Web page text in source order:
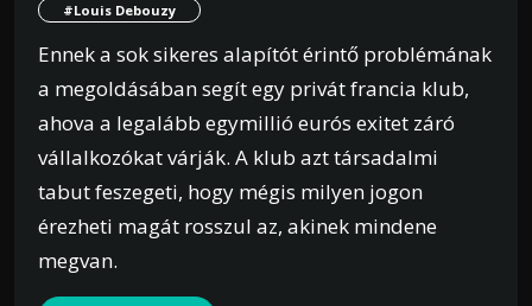
#Louis Debouzy
Ennek a sok sikeres alapítót érintő problémának
a megoldásában segít egy privát francia klub,
ahova a legalább egymillió eurós exitet záró
vállalkozókat várják. A klub azt társadalmi
tabut feszegeti, hogy mégis milyen jogon
érezheti magát rosszul az, akinek mindene
megvan.